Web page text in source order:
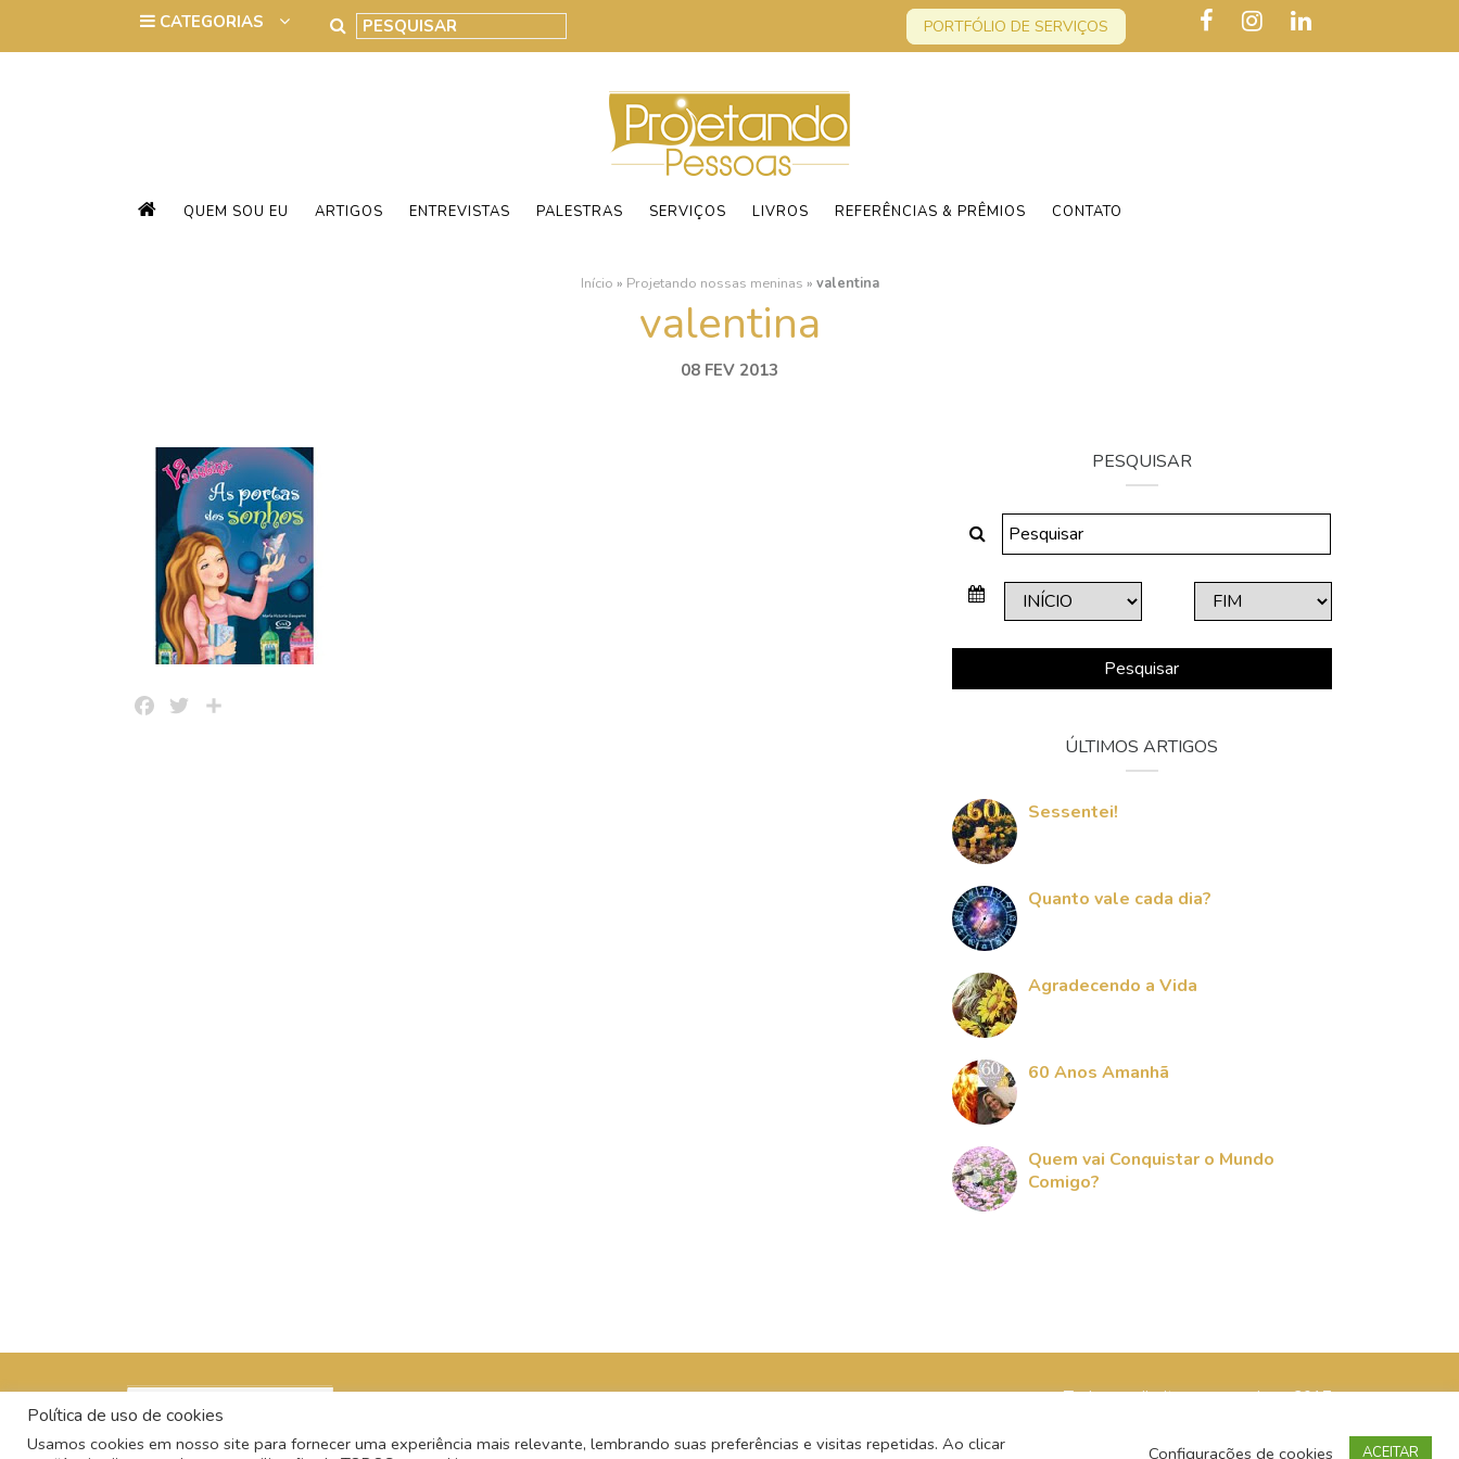
PORTFÓLIO DE SERVIÇOS
QUEM SOU EU ARTIGOS ENTREVISTAS PALESTRAS SERVIÇOS LIVROS REFERÊNCIAS & PRÊMIOS CONTATO
Início » Projetando nossas meninas » valentina
valentina
08 FEV 2013
FacebookTwitter
PESQUISAR
Pesquisar
ÚLTIMOS ARTIGOS
Sessentei!
Quanto vale cada dia?
Agradecendo a Vida
60 Anos Amanhã
Quem vai Conquistar o Mundo
Comigo?
Todos os direitos reservados - 2017
Política de uso de cookies
Usamos cookies em nosso site para fornecer uma experiência mais relevante, lembrando suas preferências e visitas repetidas. Ao clicar
Configurações de cookies ACEITAR